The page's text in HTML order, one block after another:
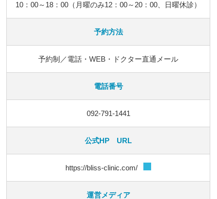
10：00～18：00（月曜のみ12：00～20：00、日曜休診）
予約方法
予約制／電話・WEB・ドクター直通メール
電話番号
092-791-1441
公式HP URL
https://bliss-clinic.com/
運営メディア